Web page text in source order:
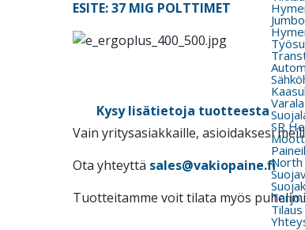
SR
North
Tilaus
ESITE: 37 MIG POLTTIMET
Kysy lisätietoja tuotteesta
Vain yritysasiakkaille, asioidaksesi
Ota yhteyttä sales@vakiopaine.fi
Tuotteitamme voit tilata myös